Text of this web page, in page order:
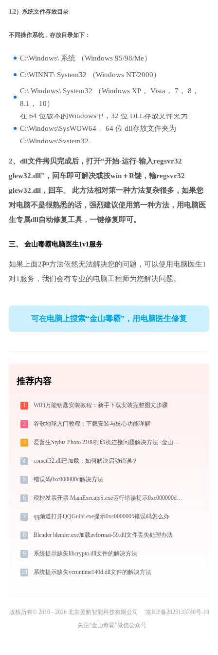
1.2）系统文件存放目录
不同操作系统，存放目录如下：
C:\Windows\ 系统 （Windows 95/98/Me）
C:\WINNT\ System32 （Windows NT/2000）
C:\ Windows\ System32 （Windows XP， Vista， 7， 8，
8.1， 10）
在 64 位版本的Windows中，32 位 DLL存放文件夹为
C:\Windows\SysWOW64， 64 位 dll存放文件夹为
C:\Windows\System32。
2、dll文件拷贝完成后，打开“开始-运行-输入regsvr32
glew32.dll”，回车即可解决或按win＋R键，输regsvr32
glew32.dll，回车。 此方法相对第一种方法复杂很多，如果您
对电脑不是很熟悉的话，强烈建议使用第一种方法，用电脑医
生专属dll自动修复工具，一键修复即可。
三、 金山毒霸电脑医生1v1服务
如果上面2种方法依然无法解决您的问题，可以使用电脑医生1
对1服务，我们会有专业的电脑工程师为您解决问题。
可在电脑上搜索“金山毒霸”，用电脑医生修复
推荐内容
1 WiFi万能钥匙安装教程：新手下载安装完整图文步骤
2 谷歌地球入门教程：下载安装与核心功能详解
3 爱普生Stylus Photo 2100打印机连接问题解决方法 -金山毒霸
4 comctl32.dll已加载：如何解决启动错误？
5 错误码0xc000000d解决方法
6 税控发票开票 MainExecuteS.exe运行错误提示0xc000000d的解决办法
7 qq频道打开QQGuild.exe提示0xc0000005错误码怎么办
8 Blender blender.exe加载avformat-59.dll文件丢失处理办法
9 系统提示缺失libcrypto.dll文件的解决方法
10 系统提示缺失vcruntime140d.dll文件的解决方法
版权所有© 2010 - 2026 北京灵豹智能科技有限公司
京ICP备2025133740号-18
关注“金山毒霸”微信公众号